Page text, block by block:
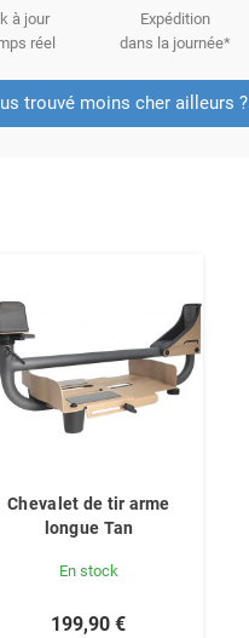
à jour
réel
Expédition
dans la journée*
trouvé moins cher ailleurs ?
Chevalet de tir arme
longue Tan
En stock
199,90 €